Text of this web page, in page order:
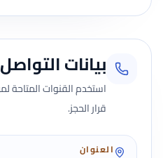
بيانات التواصل
استخدم القنوات المتاحة
قرار الحجز.
العنوان